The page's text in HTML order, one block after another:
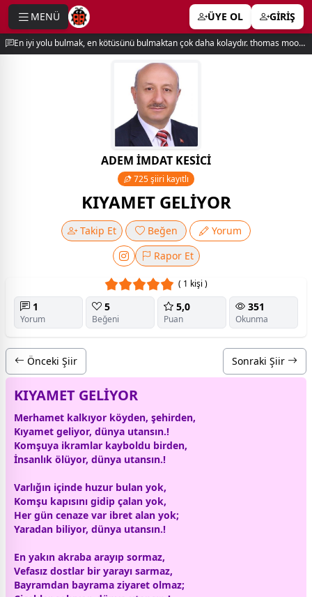
MENÜ ÜYE OL GİRİŞ
En iyi yolu bulmak, en kötüsünü bulmaktan çok daha kolaydır. thomas moore
ADEM İMDAT KESİCİ
725 şiiri kayıtlı
KIYAMET GELİYOR
Takip Et Beğen
Yorum
Rapor Et
( 1 kişi )
1
Yorum
5
Beğeni
5,0
Puan
351
Okunma
Önceki Şiir Sonraki Şiir
KIYAMET GELİYOR
Merhamet kalkıyor köyden, şehirden,
Kıyamet geliyor, dünya utansın.!
Komşuya ikramlar kayboldu birden,
İnsanlık ölüyor, dünya utansın.!
Varlığın içinde huzur bulan yok,
Komşu kapısını gidip çalan yok,
Her gün cenaze var ibret alan yok;
Yaradan biliyor, dünya utansın.!
En yakın akraba arayıp sormaz,
Vefasız dostlar bir yarayı sarmaz,
Bayramdan bayrama ziyaret olmaz;
menu